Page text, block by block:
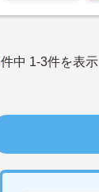
件中 1-3件を表示